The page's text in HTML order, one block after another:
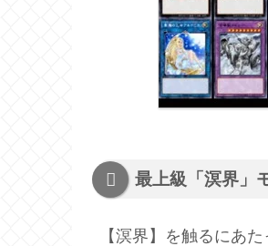
最上級「溟界」
【溟界】を触るにあ